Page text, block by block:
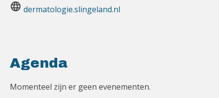
language dermatologie.slingeland.nl
Agenda
Momenteel zijn er geen evenementen.